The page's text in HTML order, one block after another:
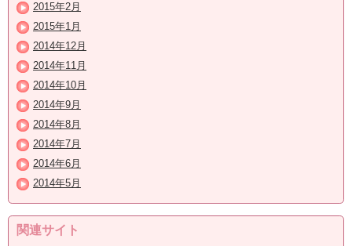
2015年2月
2015年1月
2014年12月
2014年11月
2014年10月
2014年9月
2014年8月
2014年7月
2014年6月
2014年5月
関連サイト